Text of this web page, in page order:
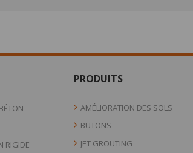
RIGIDE
PRODUITS
AMÉLIORATION DES SOLS
BUTONS
JET GROUTING